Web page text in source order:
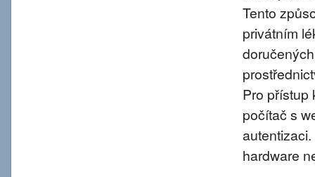
Tento
privátním
Pro přístup
počítač s
hardware